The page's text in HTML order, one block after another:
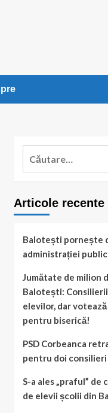
Caută
Articole recente
Balotești pornește
administrației
Jumătate de milion
Balotești: Consilierii
elevilor, dar
pentru biserică!
PSD Corbeanca
pentru doi consilieri
S-a ales „praful” de
de elevii școlii din